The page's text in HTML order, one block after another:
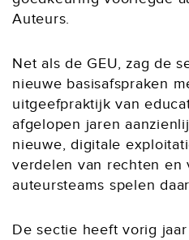
Auteurs.
Net als de GEU, zag de
nieuwe basisafspraken
uitgeefpraktijk van
afgelopen jaren
nieuwe, digitale
verdelen van rechten en
auteursteams spelen
De sectie heeft vorig